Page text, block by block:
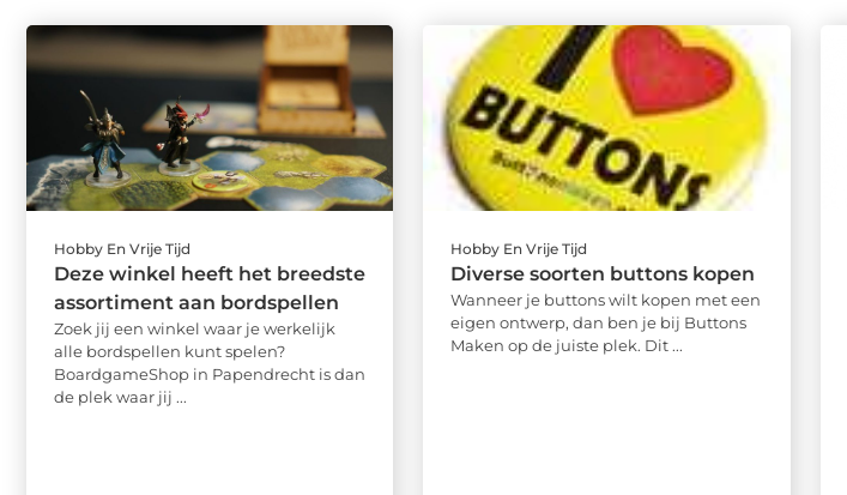
Hobby En Vrije Tijd
Deze winkel heeft het breedste
assortiment aan bordspellen
Zoek jij een winkel waar je werkelijk
alle bordspellen kunt spelen?
BoardgameShop in Papendrecht is dan
de plek waar jij ...
Hobby En Vrije Tijd
Diverse soorten buttons kopen
Wanneer je buttons wilt kopen met een
eigen ontwerp, dan ben je bij Buttons
Maken op de juiste plek. Dit ...